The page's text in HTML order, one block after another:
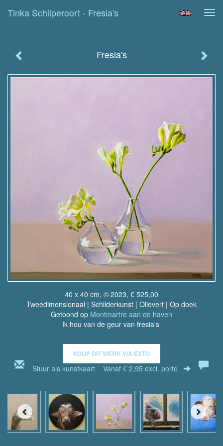
Tinka Schilperoort - Fresia's
Fresia's
40 x 40 cm, © 2023, € 525,00
Tweedimensionaal | Schilderkunst | Olieverf | Op doek
Getoond op Montmartre aan de haven
Ik hou van de geur van fresia's
KOOP DIT WERK VIA EXTO
Stuur als kunstkaart Vanaf € 2,95 excl. porto